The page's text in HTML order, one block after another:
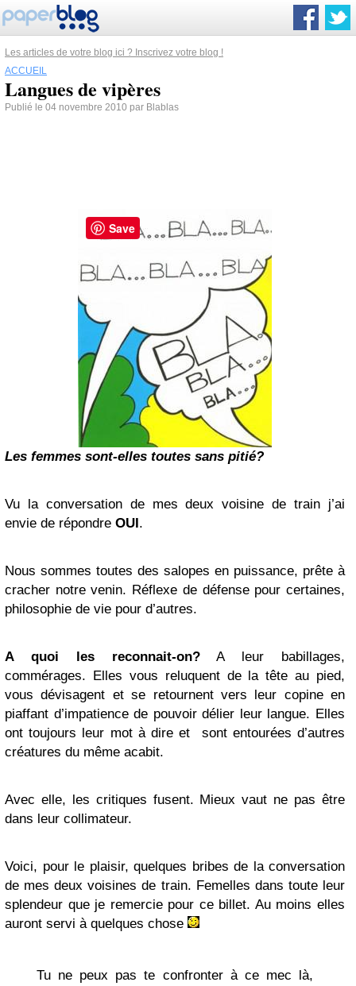
Les articles de votre blog ici ? Inscrivez votre blog !
ACCUEIL
Langues de vipères
Publié le 04 novembre 2010 par Blablas
Les femmes sont-elles toutes sans pitié?
Vu la conversation de mes deux voisine de train j’ai
envie de répondre OUI.
Nous sommes toutes des salopes en puissance, prête à
cracher notre venin. Réflexe de défense pour certaines,
philosophie de vie pour d’autres.
A quoi les reconnait-on?A leur babillages,
commérages. Elles vous reluquent de la tête au pied,
vous dévisagent et se retournent vers leur copine en
piaffant d’impatience de pouvoir délier leur langue. Elles
ont toujours leur mot à dire et sont entourées d’autres
créatures du même acabit.
Avec elle, les critiques fusent. Mieux vaut ne pas être
dans leur collimateur.
Voici, pour le plaisir, quelques bribes de la conversation
de mes deux voisines de train. Femelles dans toute leur
splendeur que je remercie pour ce billet. Au moins elles
auront servi à quelques chose
Tu ne peux pas te confronter à ce mec là,
Save